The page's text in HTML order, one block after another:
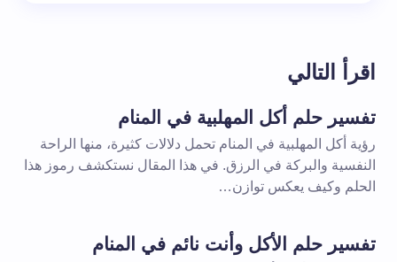
اقرأ التالي
تفسير حلم أكل المهلبية في المنام
رؤية أكل المهلبية في المنام تحمل دلالات كثيرة، منها الراحة
النفسية والبركة في الرزق. في هذا المقال نستكشف رموز هذا
الحلم وكيف يعكس توازن…
تفسير حلم الأكل وأنت نائم في المنام